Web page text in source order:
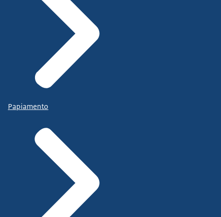
Papiamento